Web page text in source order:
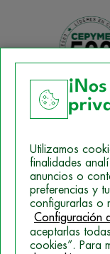
Política de
Mapa del sitio
Politica de
Utilizamos
finalidades
anuncios o
preferencias y
configurarlas o
Configuración
aceptarlas
cookies”. Para